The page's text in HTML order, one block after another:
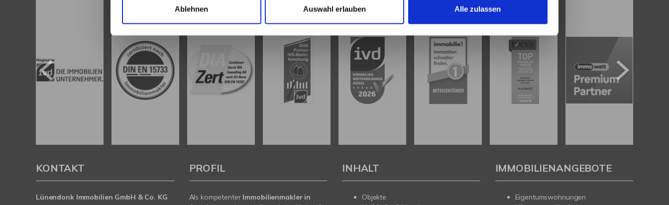
Ablehnen Auswahl erlauben Alle zulassen
KONTAKT
Lünendonk Immobilien GmbH & Co. KG
PROFIL
Als kompetenter Immobilienmakler in
INHALT
Objekte
IMMOBILIENANGEBOTE
Eigentumswohnungen